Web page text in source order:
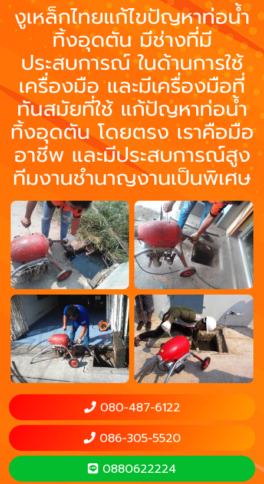
งูเหล็กไทยแก้ไขปัญหาท่อน้ำ
ทิ้งอุดตัน มีช่างที่มี
ประสบการณ์ ในด้านการใช้
เครื่องมือ และมีเครื่องมือที่
ทันสมัยที่ใช้ แก้ปัญหาท่อน้ำ
ทิ้งอุดตัน โดยตรง เราคือมือ
อาชีพ และมีประสบการณ์สูง
ทีมงานชำนาญงานเป็นพิเศษ
080-487-6122
086-305-5520
0880622224